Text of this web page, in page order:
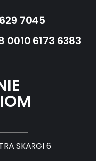
7045
0010 6173 6383
SKARGI 6